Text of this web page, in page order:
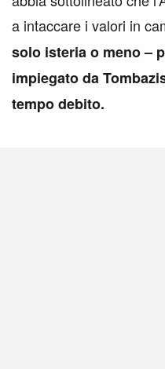
a intaccare i valori in
solo isteria o meno –
impiegato da
tempo debito.